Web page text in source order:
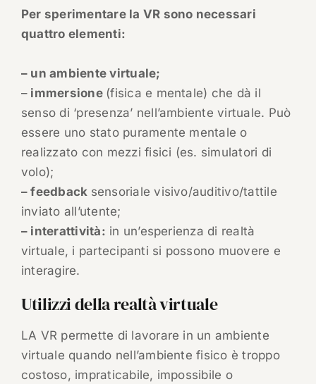
Per sperimentare la VR sono necessari
quattro elementi:
– un ambiente virtuale;
– immersione (fisica e mentale) che dà il
senso di ‘presenza’ nell’ambiente virtuale. Può
essere uno stato puramente mentale o
realizzato con mezzi fisici (es. simulatori di
volo);
– feedback sensoriale visivo/auditivo/tattile
inviato all’utente;
– interattività: in un’esperienza di realtà
virtuale, i partecipanti si possono muovere e
interagire.
Utilizzi della realtà virtuale
LA VR permette di lavorare in un ambiente
virtuale quando nell’ambiente fisico è troppo
costoso, impraticabile, impossibile o